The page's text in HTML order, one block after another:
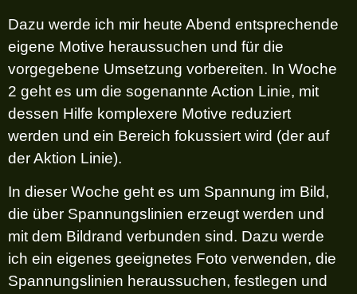
Dazu werde ich mir heute Abend entsprechende
eigene Motive heraussuchen und für die
vorgegebene Umsetzung vorbereiten. In Woche
2 geht es um die sogenannte Action Linie, mit
dessen Hilfe komplexere Motive reduziert
werden und ein Bereich fokussiert wird (der auf
der Aktion Linie).
In dieser Woche geht es um Spannung im Bild,
die über Spannungslinien erzeugt werden und
mit dem Bildrand verbunden sind. Dazu werde
ich ein eigenes geeignetes Foto verwenden, die
Spannungslinien heraussuchen, festlegen und